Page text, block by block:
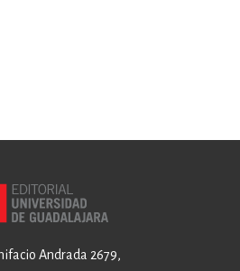
Andrada 2679,